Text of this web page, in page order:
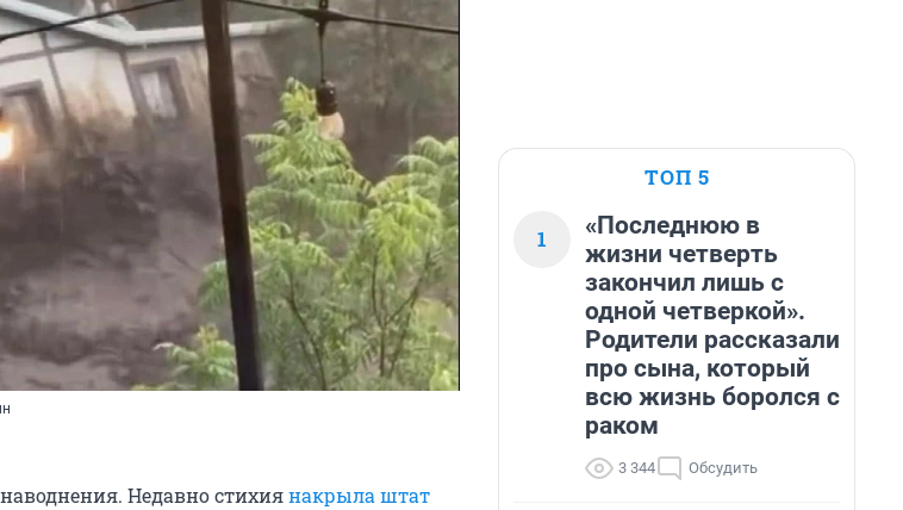
Недавно стихиянакрыла штат
ТОП 5
1
«Последнюю в
жизни четверть
закончил лишь с
одной четверкой».
Родители рассказали
про сына, который
всю жизнь боролся с
раком
3 344 Обсудить